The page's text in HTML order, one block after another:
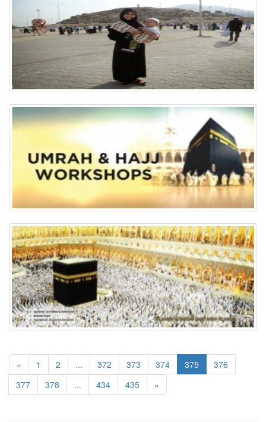
« 1 2 ... 372 373 374 375
376
377
378 ... 434 435 »